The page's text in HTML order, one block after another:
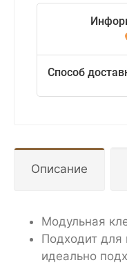
Способ
Описание
Модульная
Подходит для
идеально